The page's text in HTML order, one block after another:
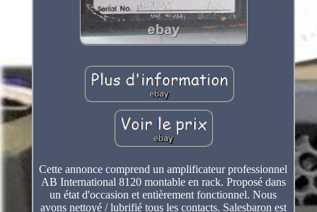
Cette annonce comprend un amplificateur professionnel
AB International 8120 montable en rack. Proposé dans
un état d'occasion et entièrement fonctionnel. Nous
avons nettoyé / lubrifié tous les contacts. Salesbaron est